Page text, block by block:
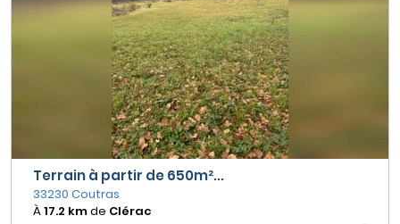
Terrain à partir de 650m²...
33230 Coutras
À17.2 kmde Clérac